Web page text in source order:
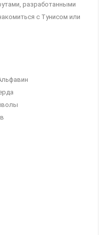
разработанными
с Тунисом или